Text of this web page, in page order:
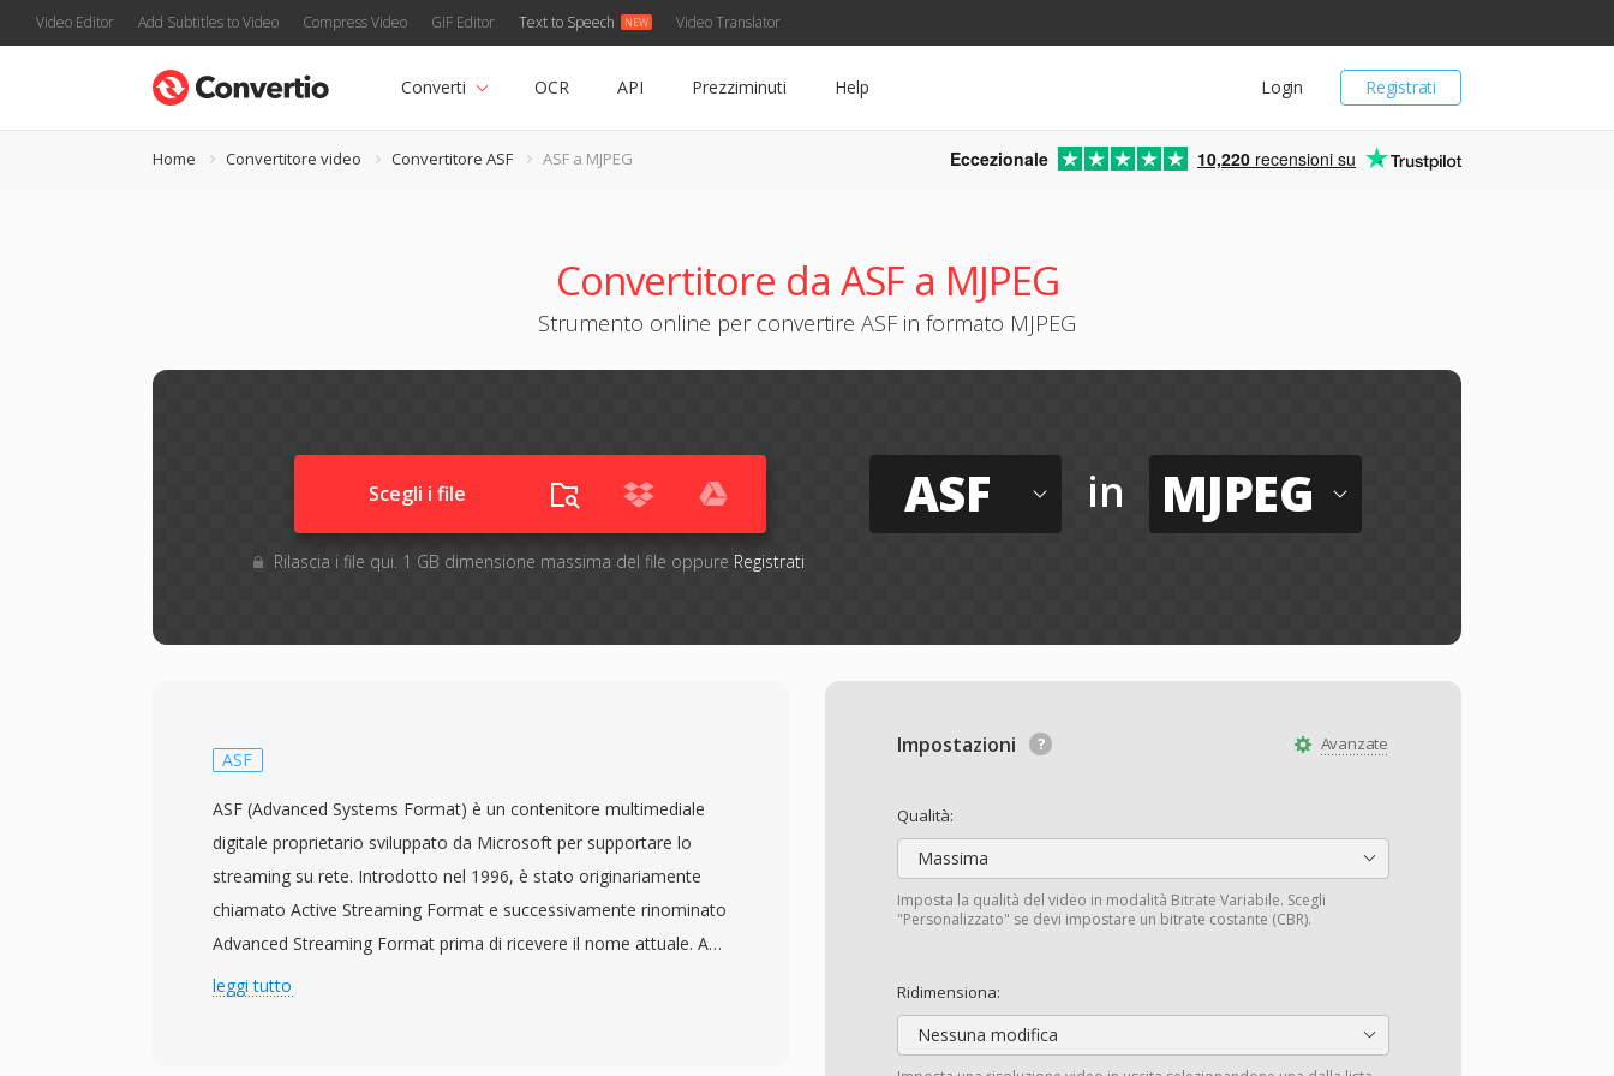
Video Editor Add Subtitles to Video Compress Video GIF Editor Text to Speech Video Translator
Registrati
Login
Converti OCR API Prezziminuti Help
Home Convertitore video Convertitore ASF ASF a MJPEG Eccezionale 10,220 recensioni su
Convertitore da ASF a MJPEG
Strumento online per convertire ASF in formato MJPEG
Scegli i file
Rilascia i file qui. 1 GB dimensione massima del file oppure Registrati
ASF in MJPEG
Avanzate
Impostazioni
Qualità:
Massima
Imposta la qualità del video in modalità Bitrate Variabile. Scegli
"Personalizzato" se devi impostare un bitrate costante (CBR).
Ridimensiona:
Nessuna modifica
ASF
ASF (Advanced Systems Format) è un contenitore multimediale
digitale proprietario sviluppato da Microsoft per supportare lo
streaming su rete. Introdotto nel 1996, è stato originariamente
chiamato Active Streaming Format e successivamente rinominato
Advanced Streaming Format prima di ricevere il nome attuale. ASF
funge da contenitore sottostante per i contenuti Windows Media
leggi tutto